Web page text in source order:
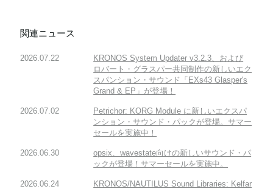
関連ニュース
2026.07.22
KRONOS System Updater v3.2.3、および
ロバート・グラスパー共同制作の新しいエク
スパンション・サウンド「EXs43 Glasper's
Grand & EP」が登場！
2026.07.02
Petrichor: KORG Module に新しいエクスパ
ンション・サウンド・パックが登場。サマー
セールを実施中！
2026.06.30
opsix、wavestate向けの新しいサウンド・パ
ックが登場！サマーセールを実施中。
2026.06.24
KRONOS/NAUTILUS Sound Libraries: Kelfar